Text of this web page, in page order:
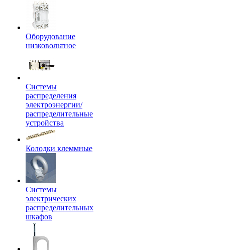
Оборудование
низковольтное
Системы
распределения
электроэнергии/
распределительные
устройства
Колодки клеммные
Системы
электрических
распределительных
шкафов